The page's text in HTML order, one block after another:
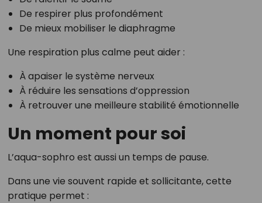
De respirer plus profondément
De mieux mobiliser le diaphragme
Une respiration plus calme peut aider :
À apaiser le système nerveux
À réduire les sensations d’oppression
À retrouver une meilleure stabilité émotionnelle
Un moment pour soi
L’aqua-sophro est aussi un temps de pause.
Dans une vie souvent rapide et sollicitante, cette
pratique permet :